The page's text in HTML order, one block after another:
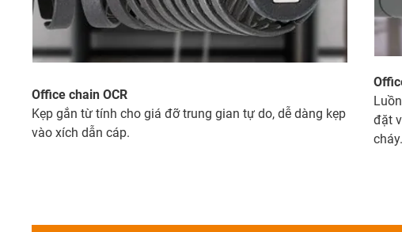
Office chain OCR
Kẹp gắn từ tính cho giá đỡ trung gian tự do, dễ dàng kẹp
vào xích dẫn cáp.
đặt
cháy.